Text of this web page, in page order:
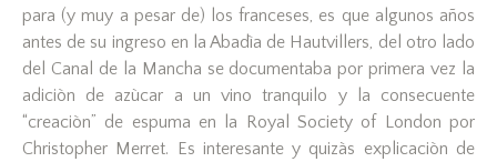
para (y muy a pesar de) los franceses, es que algunos años
antes de su ingreso en la Abadìa de Hautvillers, del otro lado
del Canal de la Mancha se documentaba por primera vez la
adiciòn de azùcar a un vino tranquilo y la consecuente
“creaciòn” de espuma en la Royal Society of London por
Christopher Merret. Es interesante y quizàs explicaciòn de